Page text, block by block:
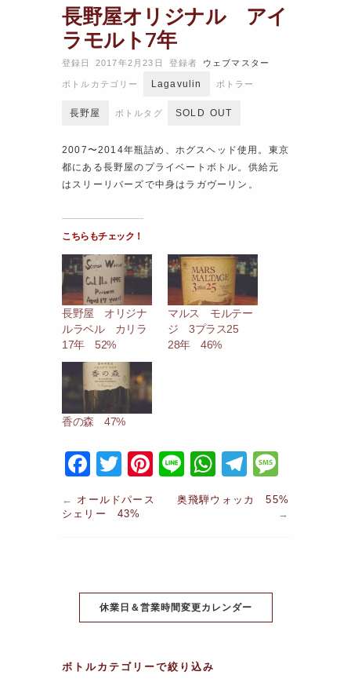
長野屋オリジナル アイ
ラモルト7年
登録日 2017年2月23日 登録者 ウェブマスター
ボトルカテゴリー Lagavulin ボトラー
長野屋 ボトルタグ SOLD OUT
2007〜2014年瓶詰め、ホグスヘッド使用。東京
都にある長野屋のプライベートボトル。供給元
はスリーリバーズで中身はラガヴーリン。
こちらもチェック！
長野屋 オリジナ
ルラベル カリラ
17年 52%
マルス モルテー
ジ 3プラス25
28年 46%
香の森 47%
F
a
c
o
o
T
w
itt
Pi
Li
n
e
W
at
p
p
T
el
e
m
e
s
← オールドパース
シェリー 43%
奥飛騨ウォッカ 55%
→
休業日＆営業時間変更カレンダー
ボトルカテゴリーで絞り込み